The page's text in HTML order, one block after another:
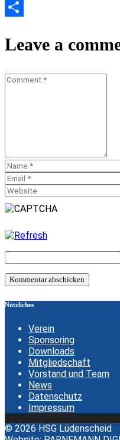
Email
Leave a
Nützliches
Verein
Sponsoring
Downloads
Mitgliedschaft
Vorstand und Team
News
Datenschutz
Impressum
© 2026 HSG Lüdenscheid